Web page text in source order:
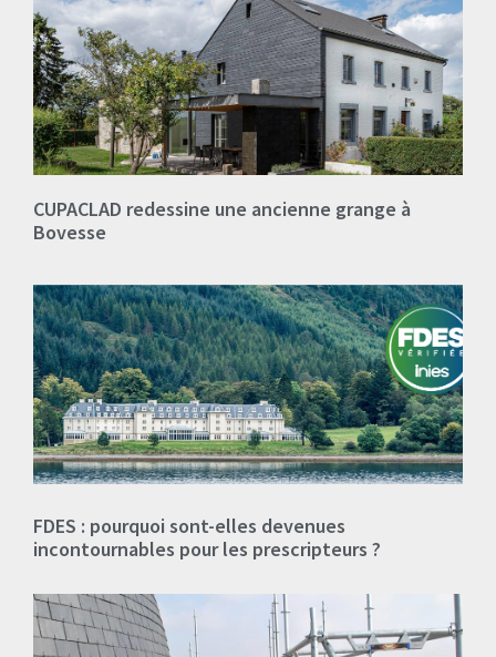
CUPACLAD redessine une ancienne grange à
Bovesse
FDES : pourquoi sont-elles devenues
incontournables pour les prescripteurs ?